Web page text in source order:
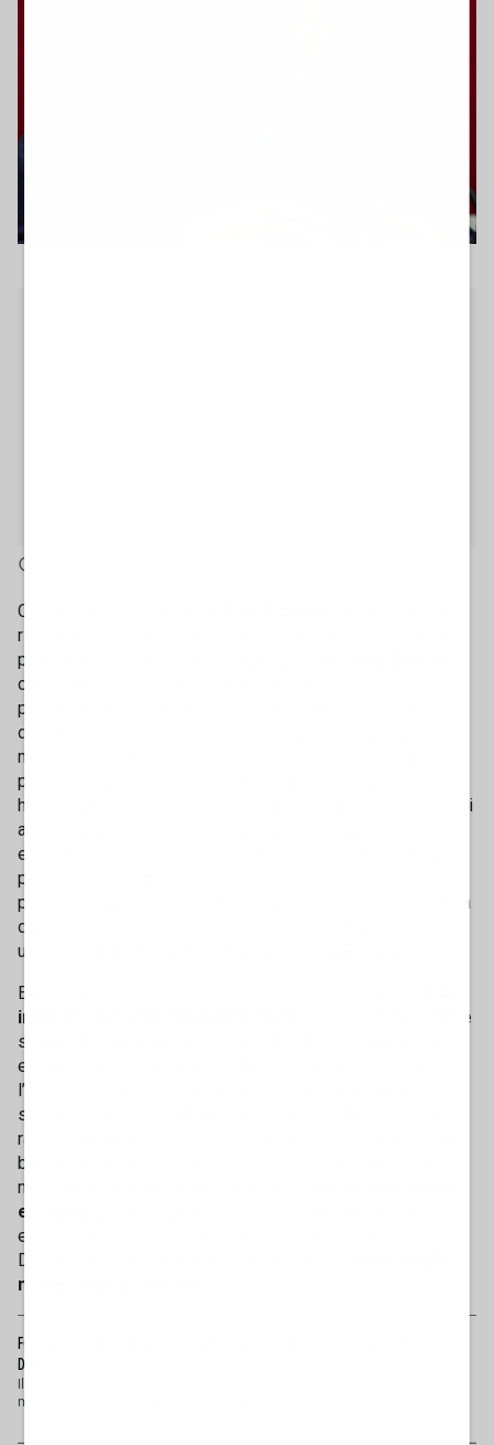
Chi pensava che l'addio di
ricompattare il Nazareno si sbagliava di grosso. L'ultima
polemica ha visto come protagonista
che, in un'intervista al
politica estera. In particolare, sul possibile ingresso
dell'Ucraina in Ue e sui rapporti tra Europa e Russia che, al
momento, sono ai minimi storici. "In prospettiva vedo la
possibilità dell'ingresso dell'Ucraina nella Ue con favore -
ha spiegato -. Ma il processo sarà inevitabilmente lungo. Di
anni. L’Ucraina non corrisponde a criteri fondamentali per
entrare nell’Unione Europea. Sventolare la questione oggi
per motivi propagandistici, rischia di non aiutare l’esito
positivo. Oggi la priorità dell’Europa è prendere un’iniziativa
di pace, istituzionale e unitaria, che al sostegno all’Ucraina
unisca la
E ancora: "Zelensky è disposto a parlare con Putin.
impedisce a noi di fare altrettanto?
Invece di alimentare
scenari di guerra va pensato un equilibrio di pace realistico
e giusto per l’Ucraina, nell’ambito di una sicurezza per
l’Europa, per la Russia e per tutto quel grande territorio e
spazio politico circostante. Nella conferenza di Helsinki si
ragionò a questa altezza. Considerare la Russia asiatica e
barbarica per sua natura, la spinge ancor di più verso un
nazionalismo autocratico. La Russia è
europea
economia. E poi, altro che asiatici: Puskin, Gogol,
Dostoevskij hanno capito, più di ogni altro,
modernità occidentale
FOGGIA, IL PRIMO SINDACO DEL CAMPO LARGO? FINISCE IN DISGRAZIA: PERCHÉ SI
DIMETTE
malissimo. A Foggia un terremoto ha devastato il C...